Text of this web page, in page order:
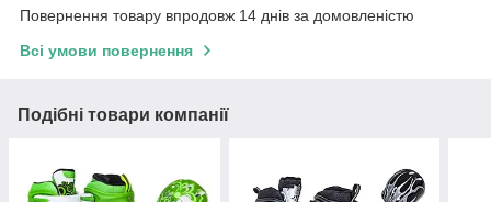
Повернення товару впродовж 14 днів за домовленістю
Всі умови повернення
Подібні товари компанії